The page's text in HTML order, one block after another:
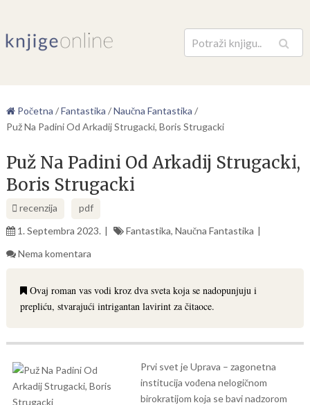
Pretraga
Početna /Fantastika /Naučna Fantastika /
Puž Na Padini Od Arkadij Strugacki, Boris Strugacki
Puž Na Padini Od Arkadij Strugacki,
Boris Strugacki
recenzija
pdf
1. Septembra 2023.
Fantastika, Naučna Fantastika
Nema komentara
Ovaj roman vas vodi kroz dva sveta koja se nadopunjuju i
prepliću, stvarajući intrigantan lavirint za čitaoce.
Prvi svet je Uprava – zagonetna
institucija vođena nelogičnom
birokratijom koja se bavi nadzorom